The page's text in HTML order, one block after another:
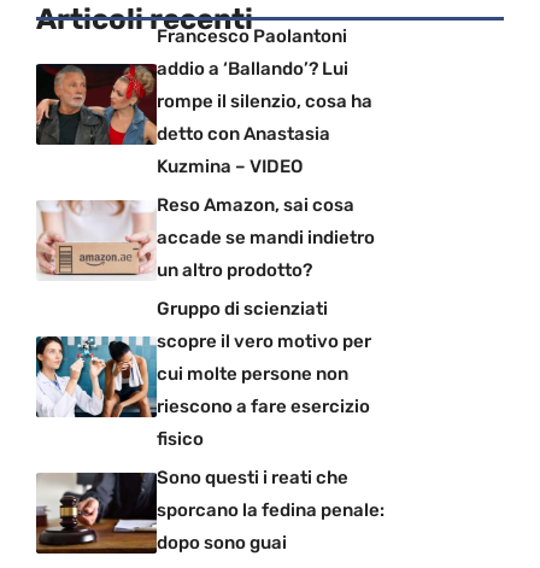
Articoli recentiFrancesco Paolantoni
addio a ‘Ballando’? Lui
rompe il silenzio, cosa ha
detto con Anastasia
Kuzmina – VIDEO
Reso Amazon, sai cosa
accade se mandi indietro
un altro prodotto?
Gruppo di scienziati
scopre il vero motivo per
cui molte persone non
riescono a fare esercizio
fisico
Sono questi i reati che
sporcano la fedina penale:
dopo sono guai